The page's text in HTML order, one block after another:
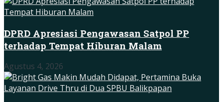
DPRD Apresiasi Pengawasan Satpol PP
terhadap Tempat Hiburan Malam
Agustus 4, 2026